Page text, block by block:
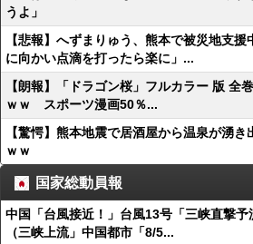
うよ」
【悲報】へずまりゅう、熊本で被災地支
に向かい点滴を打ったら楽に」...
【朗報】「ドラゴン桜」フルカラー 版 全
ｗｗ スポーツ漫画50％...
【驚愕】熊本地震で居酒屋から温泉が湧
ｗｗ
国家総動員報
中国「台風接近！」台風13号「三峡直撃予
（三峡上流」中国都市「8/5...